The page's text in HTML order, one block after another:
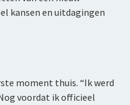
kansen en uitdagingen
moment thuis. “Ik werd
voordat ik officieel